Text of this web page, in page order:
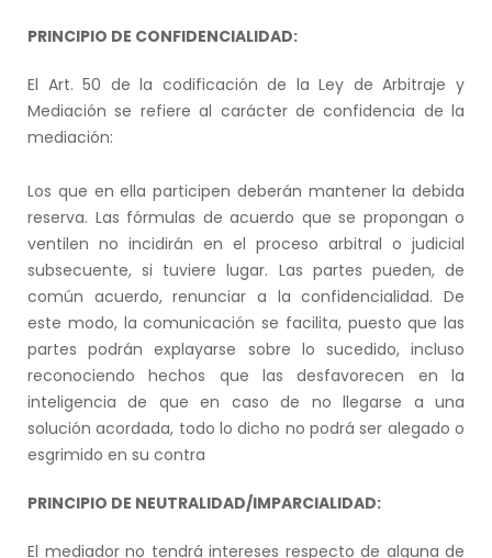
PRINCIPIO DE CONFIDENCIALIDAD:
El Art. 50 de la codificación de la Ley de Arbitraje y
Mediación se refiere al carácter de confidencia de la
mediación:
Los que en ella participen deberán mantener la debida
reserva. Las fórmulas de acuerdo que se propongan o
ventilen no incidirán en el proceso arbitral o judicial
subsecuente, si tuviere lugar. Las partes pueden, de
común acuerdo, renunciar a la confidencialidad. De
este modo, la comunicación se facilita, puesto que las
partes podrán explayarse sobre lo sucedido, incluso
reconociendo hechos que las desfavorecen en la
inteligencia de que en caso de no llegarse a una
solución acordada, todo lo dicho no podrá ser alegado o
esgrimido en su contra
PRINCIPIO DE NEUTRALIDAD/IMPARCIALIDAD:
El mediador no tendrá intereses respecto de alguna de